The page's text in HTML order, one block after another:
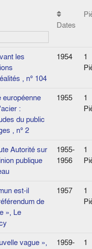
Dates
les
, n° 104
1954
1
européenne
:
du public
, n° 2
1955
1
Autorité sur
publique
1955-
1956
1
est-il
de
», Le
1957
1
vague »,
1959-
1